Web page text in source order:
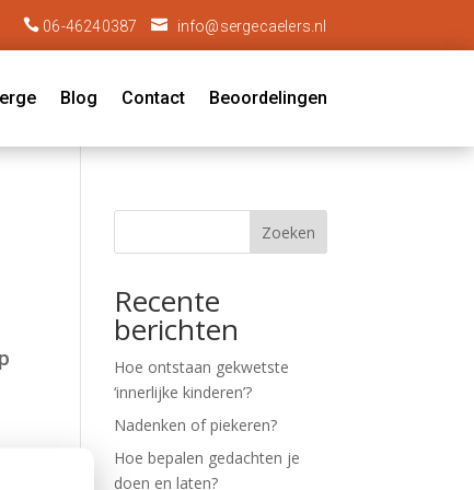
 06-46240387 info@sergecaelers.nl
Blog Contact Beoordelingen
Zoeken
Recente
berichten
Hoe ontstaan gekwetste
‘innerlijke kinderen’?
Nadenken of piekeren?
Hoe bepalen gedachten je
doen en laten?